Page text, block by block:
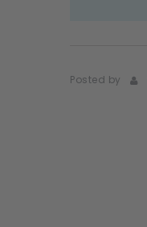
Posted by